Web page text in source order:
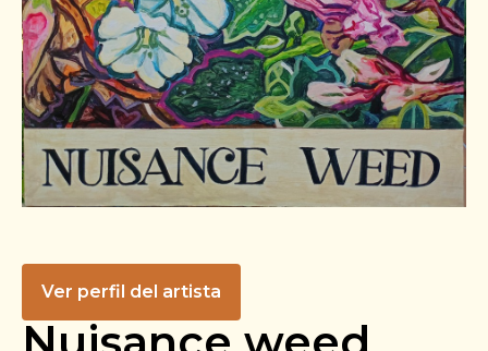
Ver perfil del artista